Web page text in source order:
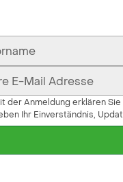
der Anmeldung erklären
Ihr Einverständnis,